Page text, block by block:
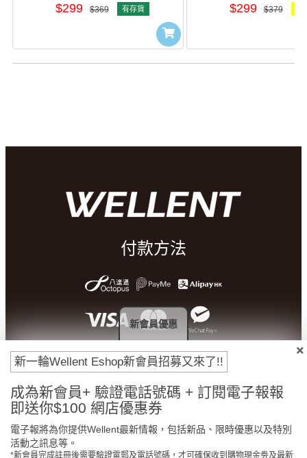
$299 $369 有存貨 $299 $379
付款方法
門市免費自取
新一輪Wellent Eshop新會員招募又來了!!
成為新會員+ 驗證電話號碼 + 訂閱電子報報
即送你$100 網店優惠券
電子報將為你提供Wellent最新情報，包括新品、限時優惠以及特別
活動之訊息等。
*新會員完成註冊後需要驗證電郵及電話號碼，才可確保收到購物現金劵及最新
新會員優惠